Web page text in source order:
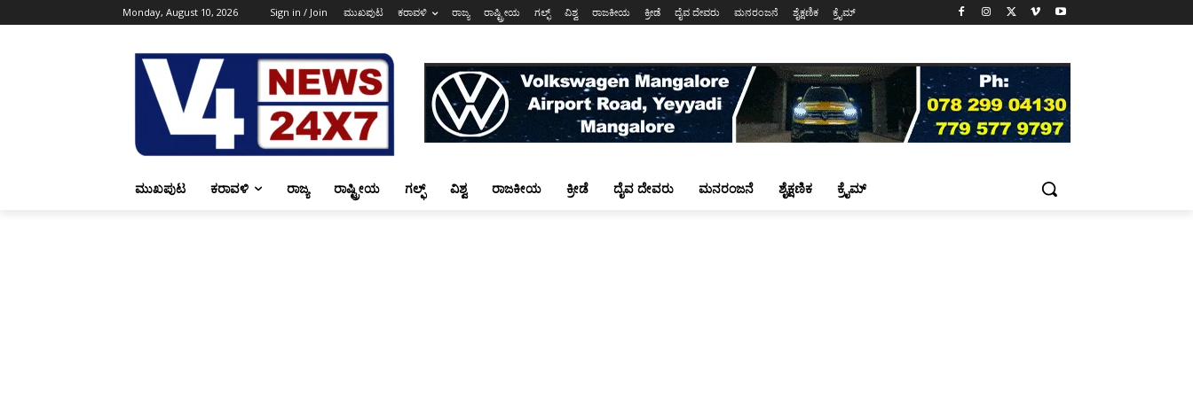
Monday, August 10, 2026 Sign in / Join ಮುಖಪುಟ ಕರಾವಳಿ ರಾಜ್ಯ ರಾಷ್ಟ್ರೀಯ ಗಲ್ಫ್ ವಿಶ್ವ ರಾಜಕೀಯ ಕ್ರೀಡೆ ದೈವ ದೇವರು ಮನರಂಜನೆ ಶೈಕ್ಷಣಿಕ ಕ್ರೈಮ್
ಮುಖಪುಟ ಕರಾವಳಿ ರಾಜ್ಯ ರಾಷ್ಟ್ರೀಯ ಗಲ್ಫ್ ವಿಶ್ವ ರಾಜಕೀಯ ಕ್ರೀಡೆ ದೈವ ದೇವರು ಮನರಂಜನೆ ಶೈಕ್ಷಣಿಕ ಕ್ರೈಮ್